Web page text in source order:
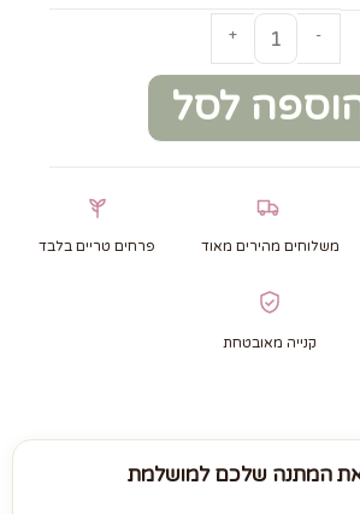
-
+
לסל
משלוחים מהירים מאוד פרחים טריים בלבד
קנייה מאובטחת
המתנה שלכם למושלמת